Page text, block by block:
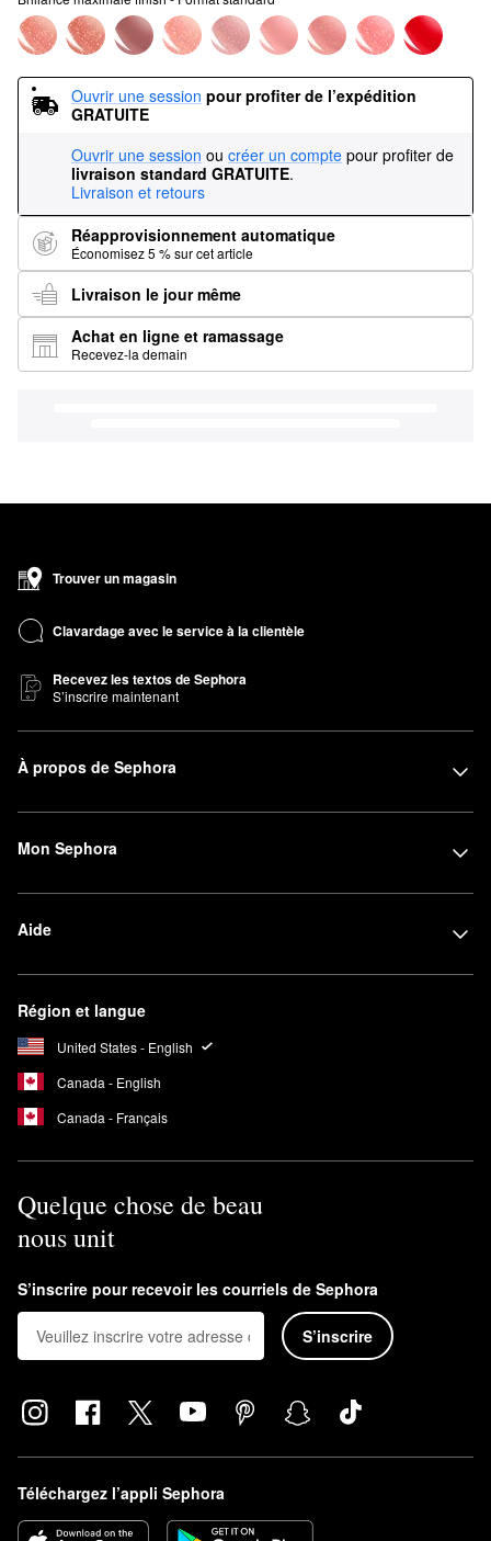
Ouvrir une session pour profiter de l’expédition
GRATUITE
Ouvrir une session ou créer un compte pour profiter de
livraison standard GRATUITE.
Livraison et retours
Réapprovisionnement automatique
Économisez 5 % sur cet article
Livraison le jour même
Achat en ligne et ramassage
Recevez-la demain
Trouver un magasin
Clavardage avec le service à la clientèle
Recevez les textos de Sephora
S’inscrire maintenant
À propos de Sephora
Mon Sephora
Aide
Région et langue
United States - English
Canada - English
Canada - Français
Quelque chose de beau
nous unit
S’inscrire pour recevoir les courriels de Sephora
S’inscrire
Téléchargez l’appli Sephora